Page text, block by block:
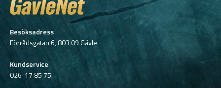
Besöksadress
Förrådsgatan 6, 803 09 Gävle
Kundservice
026-17 85 75